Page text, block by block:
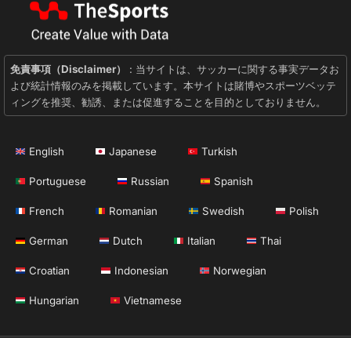
免責事項（Disclaimer）
: 当サイトは、サッカーに関する事実データお
よび統計情報のみを掲載しています。本サイトは賭博やスポーツベッテ
ィングを推奨、勧誘、または促進することを目的としておりません。
English Japanese Turkish
Portuguese Russian Spanish
French Romanian Swedish Polish
German Dutch Italian Thai
Croatian Indonesian Norwegian
Hungarian Vietnamese